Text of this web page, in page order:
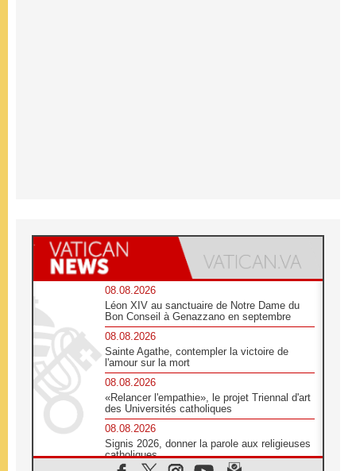
08.08.2026
Léon XIV au sanctuaire de Notre Dame du
Bon Conseil à Genazzano en septembre
08.08.2026
Sainte Agathe, contempler la victoire de
l'amour sur la mort
08.08.2026
«Relancer l'empathie», le projet Triennal d'art
des Universités catholiques
08.08.2026
Signis 2026, donner la parole aux religieuses
catholiques